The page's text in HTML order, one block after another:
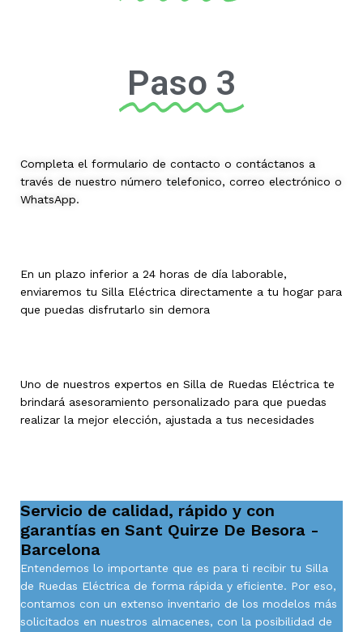
Paso 3
Completa el formulario de contacto o contáctanos a
través de nuestro número telefonico, correo electrónico o
WhatsApp.
En un plazo inferior a 24 horas de día laborable,
enviaremos tu Silla Eléctrica directamente a tu hogar para
que puedas disfrutarlo sin demora
Uno de nuestros expertos en Silla de Ruedas Eléctrica te
brindará asesoramiento personalizado para que puedas
realizar la mejor elección, ajustada a tus necesidades
Servicio de calidad, rápido y con
garantías en Sant Quirze De Besora -
Barcelona
Entendemos lo importante que es para ti recibir tu Silla
de Ruedas Eléctrica de forma rápida y eficiente. Por eso,
contamos con un extenso inventario de los modelos más
solicitados en nuestros almacenes, con la posibilidad de